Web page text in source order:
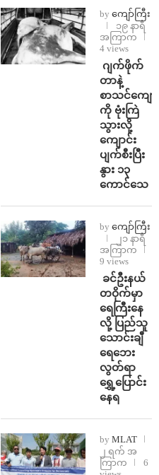
by ကျော်ကြီး
၁၉ နာရီ
အကြာက
4 views
⁨⁩ ⁨ဂျက်ဖိုက်
တာနဲ့
စာသင်ကျော
ကို ဗုံးကြဲ
သွားလို့
ကျောင်း
ပျက်စီးပြီး
နွား ၁၃
ကောင်သေ
by ကျော်ကြီး
၂၁ နာရီ
အကြာက
9 views
⁩ ⁨ခင်ဦးနယ်
တဝိုက်မှာ
ရေကြီးနေ
လို့ ပြည်သူ
သောင်းချီ
ရေဘေး
လွတ်ရာ
ရွှေ့ပြောင်း
နေရ
by MLAT
၂ ရက် အ
ကြာက
6